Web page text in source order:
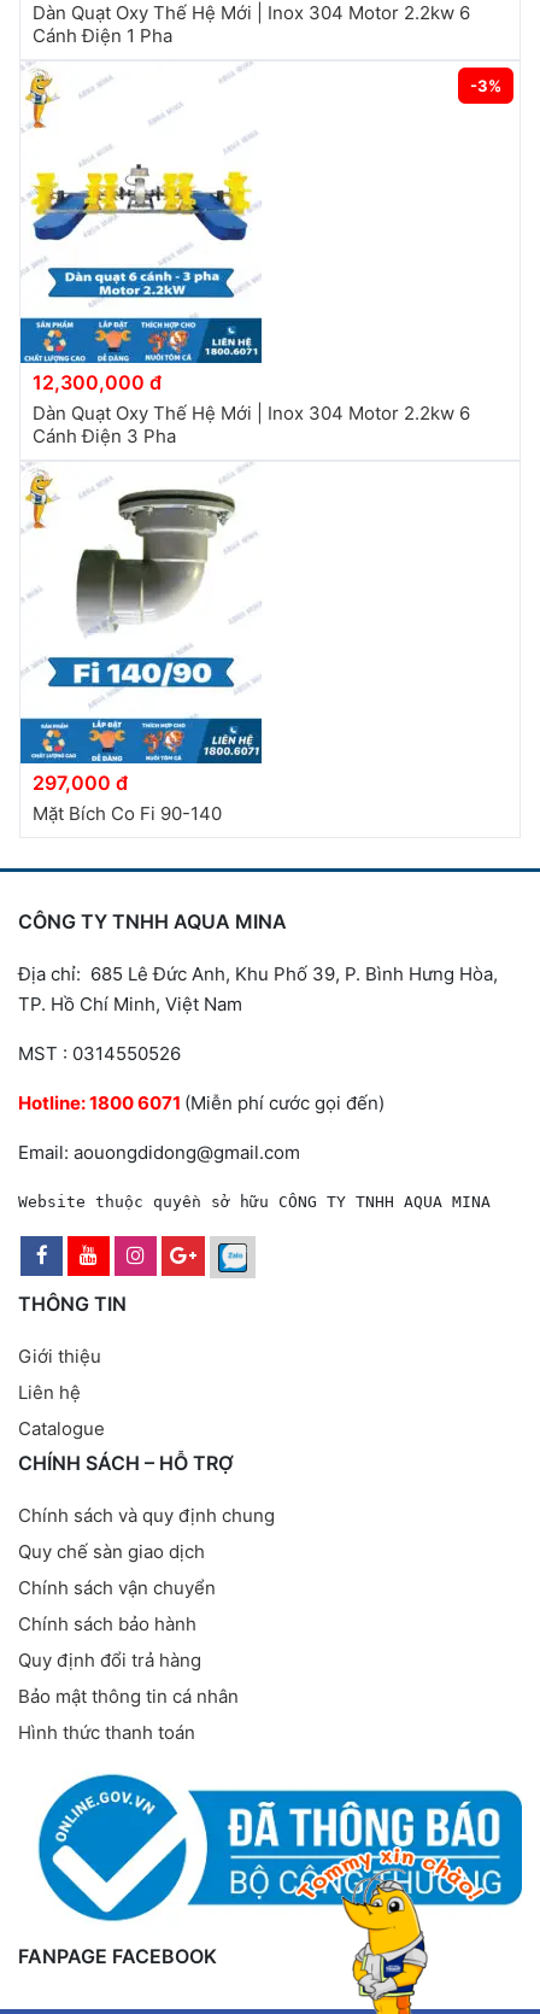
Dàn Quạt Oxy Thế Hệ Mới | Inox 304 Motor 2.2kw 6
Cánh Điện 1 Pha
-3%
12,300,000 đ
Dàn Quạt Oxy Thế Hệ Mới | Inox 304 Motor 2.2kw 6
Cánh Điện 3 Pha
297,000 đ
Mặt Bích Co Fi 90-140
CÔNG TY TNHH AQUA MINA
Địa chỉ: 685 Lê Đức Anh, Khu Phố 39, P. Bình Hưng Hòa,
TP. Hồ Chí Minh, Việt Nam
MST : 0314550526
Hotline:1800 6071 (Miễn phí cước gọi đến)
Email: aouongdidong@gmail.com
Website thuộc quyền sở hữu CÔNG TY TNHH AQUA MINA
THÔNG TIN
Giới thiệu
Liên hệ
Catalogue
CHÍNH SÁCH – HỖ TRỢ
Chính sách và quy định chung
Quy chế sàn giao dịch
Chính sách vận chuyển
Chính sách bảo hành
Quy định đổi trả hàng
Bảo mật thông tin cá nhân
Hình thức thanh toán
FANPAGE FACEBOOK